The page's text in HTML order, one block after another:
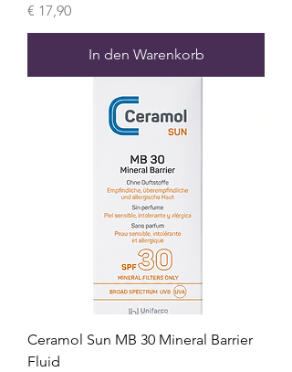
Preis
€ 17,90
In den Warenkorb
Ceramol Sun MB 30 Mineral Barrier
Fluid